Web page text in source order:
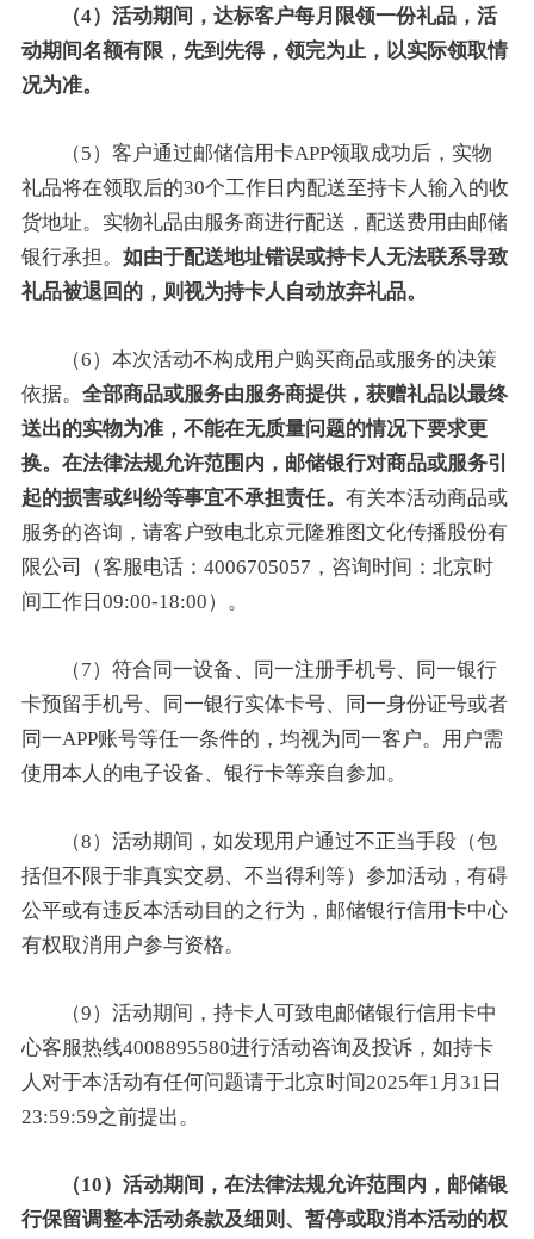
（4）活动期间，达标客户每月限领一份礼品，活
动期间名额有限，先到先得，领完为止，以实际领取情
况为准。
（5）客户通过邮储信用卡APP领取成功后，实物
礼品将在领取后的30个工作日内配送至持卡人输入的收
货地址。实物礼品由服务商进行配送，配送费用由邮储
银行承担。 如由于配送地址错误或持卡人无法联系导致
礼品被退回的，则视为持卡人自动放弃礼品。
（6）本次活动不构成用户购买商品或服务的决策
依据。 全部商品或服务由服务商提供，获赠礼品以最终
送出的实物为准，不能在无质量问题的情况下要求更
换。在法律法规允许范围内，邮储银行对商品或服务引
起的损害或纠纷等事宜不承担责任。 有关本活动商品或
服务的咨询，请客户致电北京元隆雅图文化传播股份有
限公司（客服电话：4006705057，咨询时间：北京时
间工作日09:00-18:00）。
（7）符合同一设备、同一注册手机号、同一银行
卡预留手机号、同一银行实体卡号、同一身份证号或者
同一APP账号等任一条件的，均视为同一客户。用户需
使用本人的电子设备、银行卡等亲自参加。
（8）活动期间，如发现用户通过不正当手段（包
括但不限于非真实交易、不当得利等）参加活动，有碍
公平或有违反本活动目的之行为，邮储银行信用卡中心
有权取消用户参与资格。
（9）活动期间，持卡人可致电邮储银行信用卡中
心客服热线4008895580进行活动咨询及投诉，如持卡
人对于本活动有任何问题请于北京时间2025年1月31日
23:59:59之前提出。
（10）活动期间，在法律法规允许范围内，邮储银
行保留调整本活动条款及细则、暂停或取消本活动的权